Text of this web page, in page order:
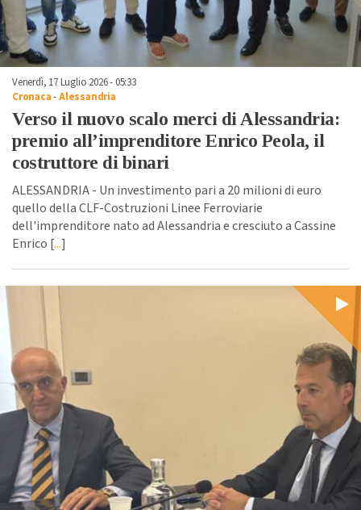
Venerdì, 17 Luglio 2026 - 05:33
Cronaca-Alessandria
Verso il nuovo scalo merci di Alessandria:
premio all’imprenditore Enrico Peola, il
costruttore di binari
ALESSANDRIA - Un investimento pari a 20 milioni di euro
quello della CLF-Costruzioni Linee Ferroviarie
dell'imprenditore nato ad Alessandria e cresciuto a Cassine
Enrico [...]